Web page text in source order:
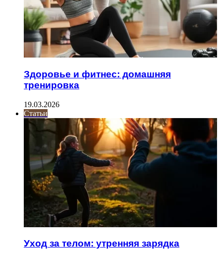
Здоровье и фитнес: домашняя
тренировка
19.03.2026
Статьи
Уход за телом: утренняя зарядка